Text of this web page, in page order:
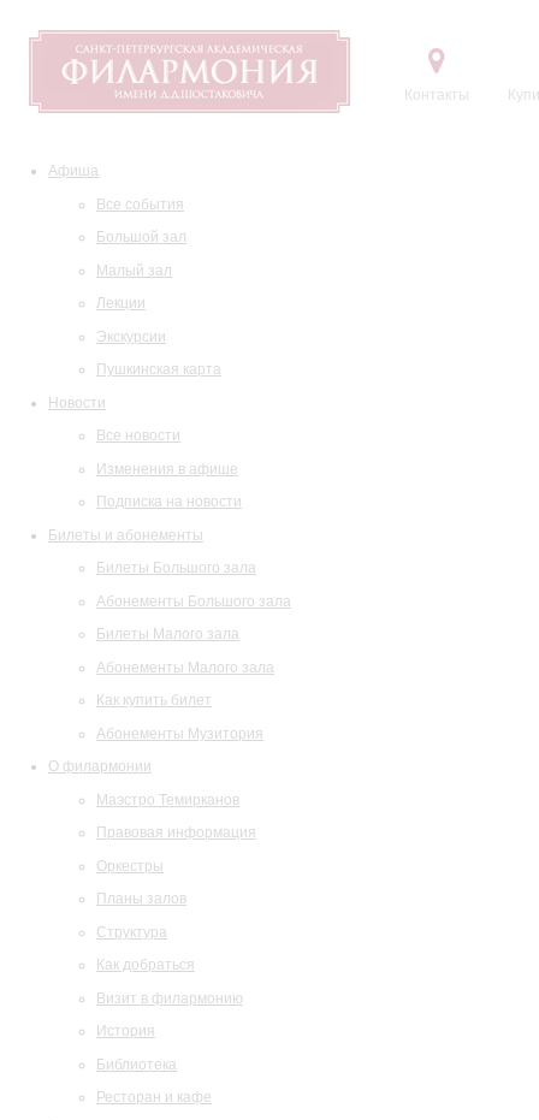
Контакты
Афиша
Все события
Большой зал
Малый зал
Лекции
Экскурсии
Пушкинская карта
Новости
Все новости
Изменения в афише
Подписка на новости
Билеты и абонементы
Билеты Большого зала
Абонементы Большого зала
Билеты Малого зала
Абонементы Малого зала
Как купить билет
Абонементы Музитория
О филармонии
Маэстро Темирканов
Правовая информация
Оркестры
Планы залов
Структура
Как добраться
Визит в филармонию
История
Библиотека
Ресторан и кафе